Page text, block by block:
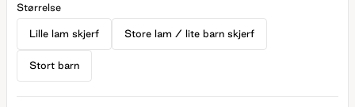
Størrelse
Lille lam skjerf Store lam / lite barn skjerf
Stort barn